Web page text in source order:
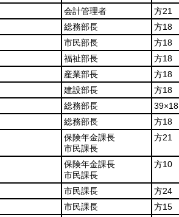
会計管理者 方21
総務部長 方18
市民部長 方18
福祉部長 方18
産業部長 方18
建設部長 方18
総務部長 39×18
総務部長 方18
保険年金課長
市民課長
方21
保険年金課長
市民課長
方10
市民課長 方24
市民課長 方15